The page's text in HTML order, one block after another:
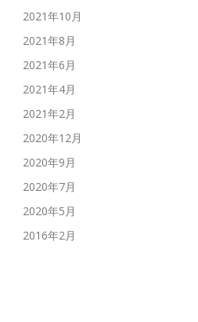
2021年10月
2021年8月
2021年6月
2021年4月
2021年2月
2020年12月
2020年9月
2020年7月
2020年5月
2016年2月